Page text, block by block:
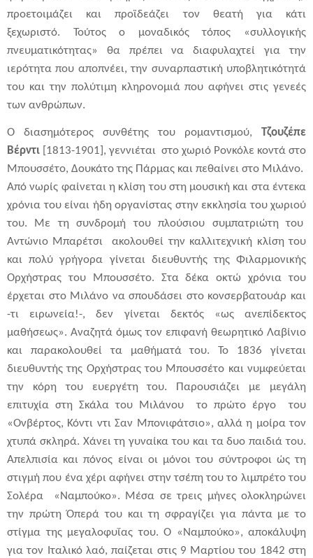
προετοιμάζει και προϊδεάζει τον θεατή για κάτι
ξεχωριστό. Τούτος ο μοναδικός τόπος «συλλογικής
πνευματικότητας» θα πρέπει να διαφυλαχτεί για την
ιερότητα που αποπνέει, την συναρπαστική υποβλητικότητά
του και την πολύτιμη κληρονομιά που αφήνει στις γενεές
των ανθρώπων.
Ο διασημότερος συνθέτης του ρομαντισμού, Τζουζέπε
Βέρντι [1813-1901], γεννιέται στο χωριό Ρονκόλε κοντά στο
Μπουσσέτο, Δουκάτο της Πάρμας και πεθαίνει στο Μιλάνο.
Από νωρίς φαίνεται η κλίση του στη μουσική και στα έντεκα
χρόνια του είναι ήδη οργανίστας στην εκκλησία του χωριού
του. Με τη συνδρομή του πλούσιου συμπατριώτη του
Αντώνιο Μπαρέτσι ακολουθεί την καλλιτεχνική κλίση του
και πολύ γρήγορα γίνεται διευθυντής της Φιλαρμονικής
Ορχήστρας του Μπουσσέτο. Στα δέκα οκτώ χρόνια του
έρχεται στο Μιλάνο να σπουδάσει στο κονσερβατουάρ και
-τι ειρωνεία!-, δεν γίνεται δεκτός «ως ανεπίδεκτος
μαθήσεως». Αναζητά όμως τον επιφανή θεωρητικό Λαβίνιο
και παρακολουθεί τα μαθήματά του. Το 1836 γίνεται
διευθυντής της Ορχήστρας του Μπουσσέτο και νυμφεύεται
την κόρη του ευεργέτη του. Παρουσιάζει με μεγάλη
επιτυχία στη Σκάλα του Μιλάνου το πρώτο έργο του
«Ονβέρτος, Κόντι ντι Σαν Μπονιφάτσιο», αλλά η μοίρα τον
χτυπά σκληρά. Χάνει τη γυναίκα του και τα δυο παιδιά του.
Απελπισία και πόνος είναι οι μόνοι του σύντροφοι ώς τη
στιγμή που ένα χέρι αφήνει στην τσέπη του το λιμπρέτο του
Σολέρα «Ναμπούκο». Μέσα σε τρεις μήνες ολοκληρώνει
την πρώτη Όπερά του και τη σφραγίζει για πάντα με το
στίγμα της μεγαλοφυΐας του. Ο «Ναμπούκο», αποκάλυψη
για τον Ιταλικό λαό, παίζεται στις 9 Μαρτίου του 1842 στη